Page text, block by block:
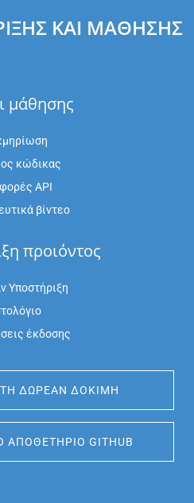
ΚΑΙ ΜΆΘΗΣΗΣ
μάθησης
κώδικας
API
βίντεο
προιόντος
Υποστήριξη
έκδοσης
ΤΗ ΔΩΡΕΆΝ ΔΟΚΙΜΉ
ΑΠΟΘΕΤΉΡΙΟ GITHUB